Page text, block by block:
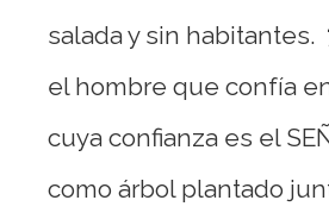
salada y sin habitantes.
el hombre que confía
cuya confianza es el
como árbol plantado